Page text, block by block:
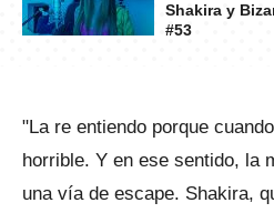
Shakira y
#53
"La re entiendo porque
horrible. Y en ese sentido, la
una vía de escape. Shakira,